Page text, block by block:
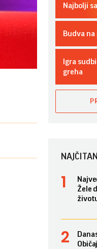
Najbolji
Budva
Igra
greha
Žele